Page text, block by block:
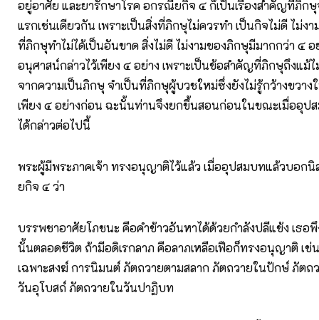
อยู่อาศัย และยารักษาโรค อกรณียกิจ ๔ ก็เป็นเรื่องสำคัญที่ภิก
แรกเช่นเดียวกัน เพราะเป็นสิ่งที่ภิกษุไม่ควรทำ เป็นกิจไม่ดี ไม่ง
ที่ภิกษุทำไม่ได้เป็นอันขาด สิ่งไม่ดี ไม่งามของภิกษุมีมากกว่า ๔ อ
อนุศาสน์กล่าวไว้เพียง ๔ อย่าง เพราะเป็นข้อสำคัญที่ภิกษุถึงแม้ไ
จากความเป็นภิกษุ จำเป็นที่ภิกษุผู้บวชใหม่ซึ่งยังไม่รู้กว้างขวาง
เพียง ๔ อย่างก่อน ฉะนั้นท่านจึงยกขึ้นสอนก่อนในขณะเมื่ออุปส
ได้กล่าวต่อไปนี้
พระผู้มีพระภาคเจ้า ทรงอนุญาติไว้แล้ว เมื่ออุปสมบทแล้วบอก
ยกิจ ๔ ว่า
บรรพชาอาศัยโภชนะ คือคำข้าวอันหาได้ด้วยกำลังปลีแข้ง เธอ
นั้นตลอดชีวิต ถ้ามีอดิเรกลาภ คือลาภเหลือเฟือก็ทรงอนุญาติ เช่
เฉพาะสงฆ์ การนิมนต์ ภัตถวายตามสลาก ภัตถวายในปักษ์ ภัตถ
วันอุโบสถ์ ภัตถวายในวันปาฏิบท